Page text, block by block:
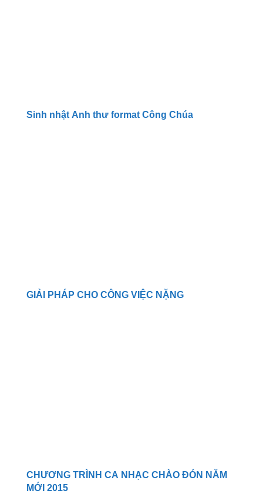
Sinh nhật Anh thư format Công Chúa
GIẢI PHÁP CHO CÔNG VIỆC NẶNG
CHƯƠNG TRÌNH CA NHẠC CHÀO ĐÓN NĂM
MỚI 2015